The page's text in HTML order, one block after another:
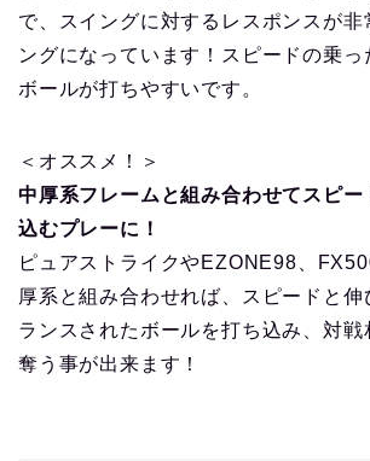
で、スイングに対するレスポンスが非
ングになっています！スピードの乗っ
ボールが打ちやすいです。
＜オススメ！＞
中厚系フレームと組み合わせてスピー
込むプレーに！
ピュアストライクやEZONE98、
厚系と組み合わせれば、スピードと
ランスされたボールを打ち込み、対戦
奪う事が出来ます！